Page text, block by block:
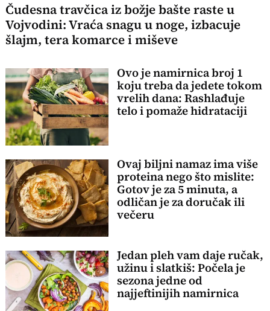
Čudesna travčica iz božje bašte raste u
Vojvodini: Vraća snagu u noge, izbacuje
šlajm, tera komarce i miševe
Ovo je namirnica broj 1
koju treba da jedete tokom
vrelih dana: Rashlađuje
telo i pomaže hidrataciji
Ovaj biljni namaz ima više
proteina nego što mislite:
Gotov je za 5 minuta, a
odličan je za doručak ili
večeru
Jedan pleh vam daje ručak,
užinu i slatkiš: Počela je
sezona jedne od
najjeftinijih namirnica